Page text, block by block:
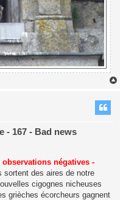
- 167 - Bad news
observations négatives -
sortent des aires de notre
cigognes nicheuses
grièches écorcheurs gagnent